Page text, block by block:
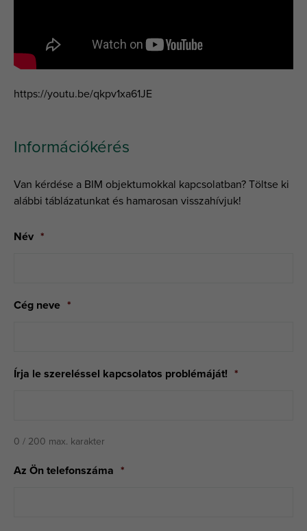
https://youtu.be/qkpv1xa61JE
Információkérés
Van kérdése a BIM objektumokkal kapcsolatban? Töltse ki
alábbi táblázatunkat és hamarosan visszahívjuk!
Név *
Cég neve *
Írja le szereléssel kapcsolatos problémáját! *
0 / 200 max. karakter
Az Ön telefonszáma *